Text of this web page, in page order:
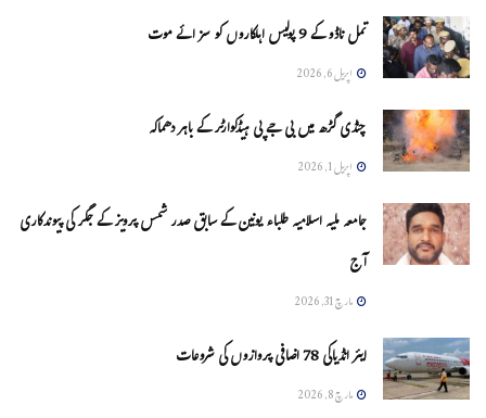
تمل ناڈو کے 9 پولیس اہلکاروں کو سزائے موت
اپریل 6, 2026
چنڈی گڑھ میں بی جے پی ہیڈکوارٹر کے باہر دھماکہ
اپریل 1, 2026
جامعہ ملیہ اسلامیہ طلباء یونین کے سابق صدر شمس پرویز کے جگر کی پیوندکاری
آج
مارچ 31, 2026
ایئر انڈیاکی 78 اضافی پروازوں کی شروعات
مارچ 8, 2026